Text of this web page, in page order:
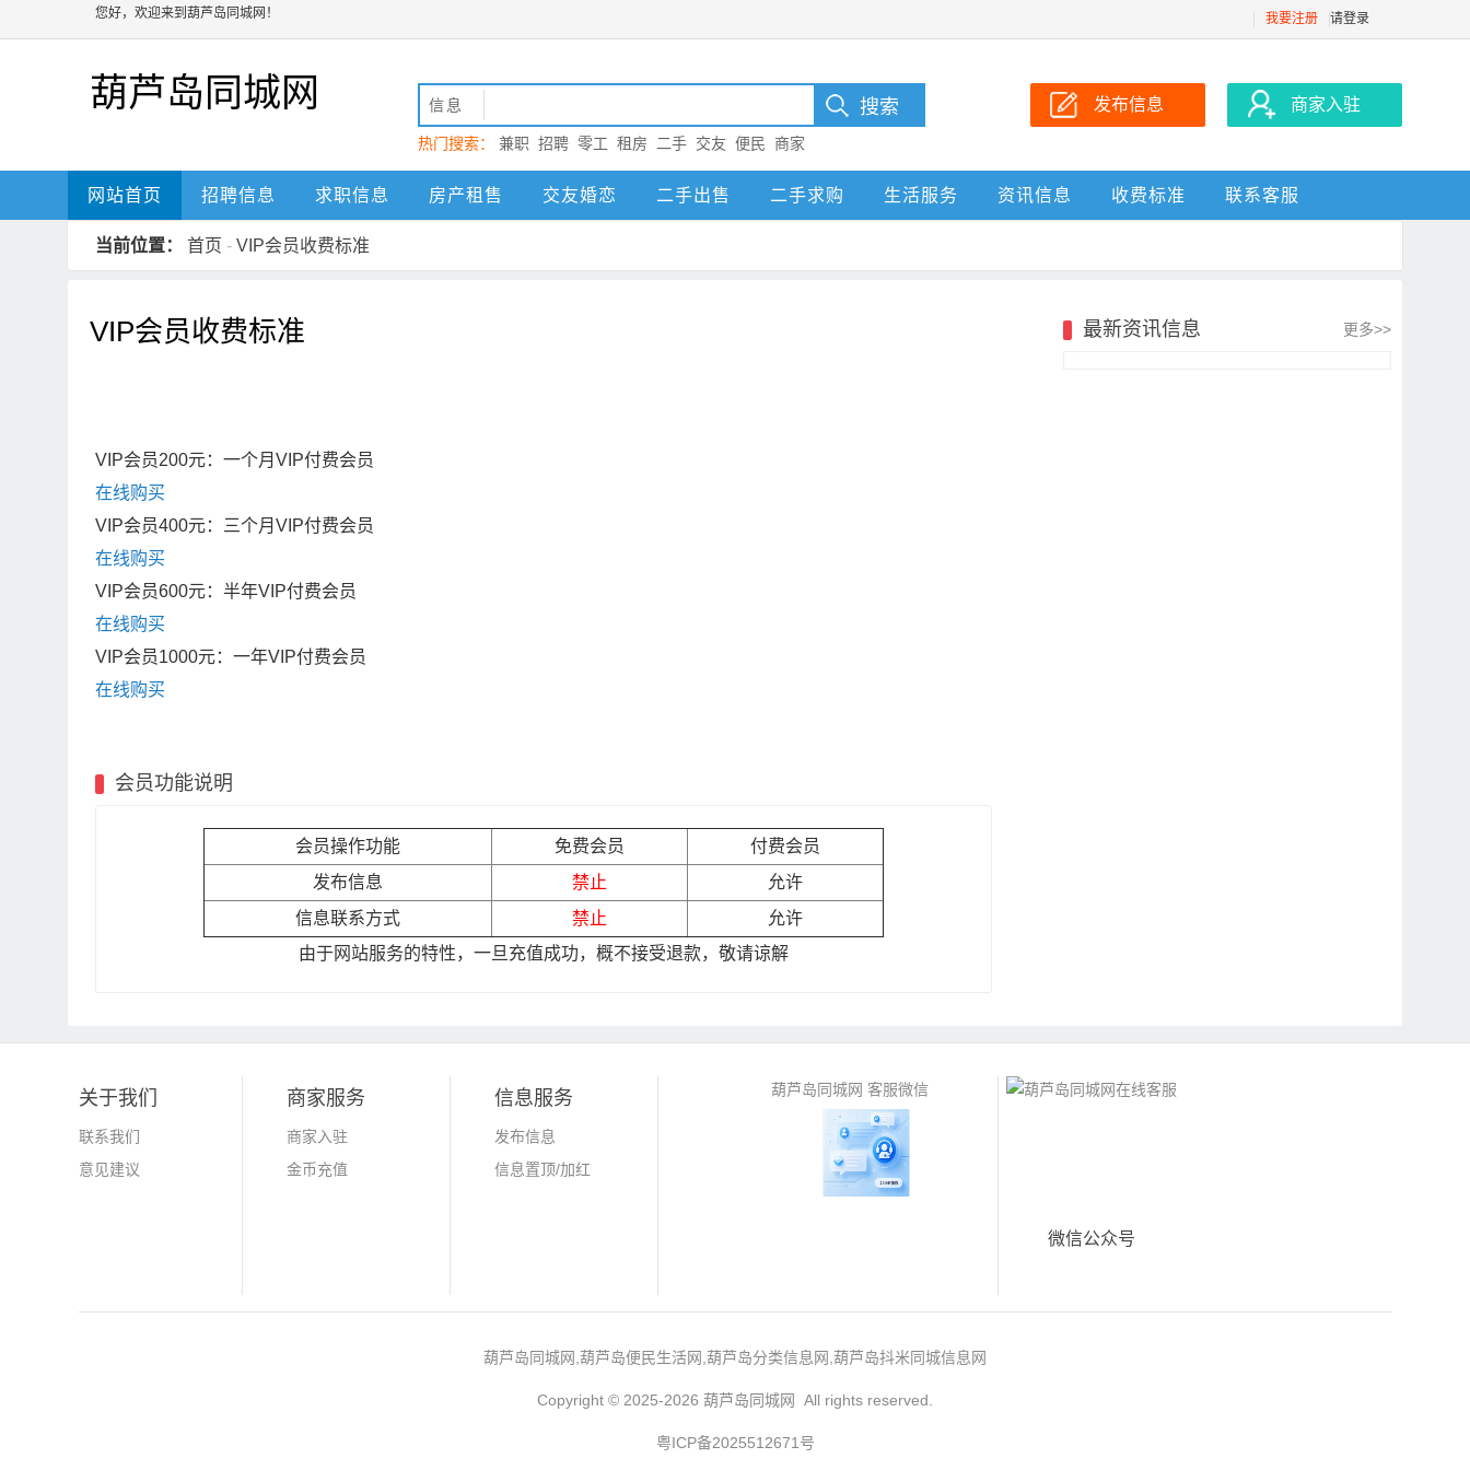
您好，欢迎来到葫芦岛同城网！ 我要注册 请登录
葫芦岛同城网 信息
热门搜索： 兼职 招聘 零工 租房 二手 交友 便民
商家
葫芦岛
发布信息 商家入驻
网站首页 招聘信息 求职信息 房产租售 交友婚恋 二手出售 二手求购 生活服务 资讯信息 收费标准 联系客服
当前位置： 首页 - VIP会员收费标准
VIP会员收费标准
VIP会员200元：一个月VIP付费会员
在线购买
VIP会员400元：三个月VIP付费会员
在线购买
VIP会员600元：半年VIP付费会员
在线购买
VIP会员1000元：一年VIP付费会员
在线购买
会员功能说明
会员操作功能 免费会员
付费会员
发布信息
禁止
允许
信息联系方式
禁止
允许
由于网站服务的特性，一旦充值成功，概不接受退款，敬请谅解
最新资讯信息 更多>>
关于我们
联系我们
意见建议
商家服务
商家入驻
金币充值
信息服务
发布信息
信息置顶/加红
葫芦岛同城网 客服微信
微信公众号
葫芦岛同城网,葫芦岛便民生活网,葫芦岛分类信息网,葫芦岛抖米同城信息网
Copyright © 2025-2026 葫芦岛同城网 All rights reserved.
粤ICP备2025512671号